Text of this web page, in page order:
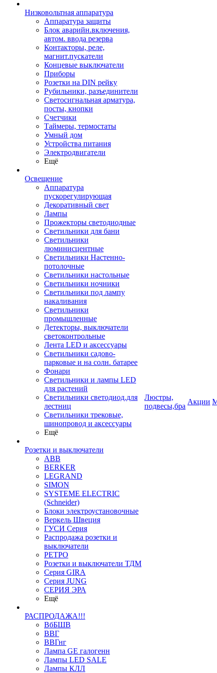
Низковольтная аппаратура
Аппаратура защиты
Блок аварийн.включения,
автом. ввода резерва
Контакторы, реле,
магнит.пускатели
Концевые выключатели
Приборы
Розетки на DIN рейку
Рубильники, разъединители
Светосигнальная арматура,
посты, кнопки
Счетчики
Таймеры, термостаты
Умный дом
Устройства питания
Электродвигатели
Ещё
Освещение
Аппаратура
пускорегулирующая
Декоративный свет
Лампы
Прожекторы светодиодные
Светильники для бани
Светильники
люминисцентные
Светильники Настенно-
потолочные
Светильники настольные
Светильники ночники
Светильники под лампу
накаливания
Светильники
промышленные
Детекторы, выключатели
светоконтрольные
Лента LED и аксессуары
Светильники садово-
парковые и на солн. батарее
Фонари
Светильники и лампы LED
для растений
Светильники светодиод.для
лестниц
Светильники трековые,
шинопровод и аксессуары
Ещё
Розетки и выключатели
ABB
BERKER
LEGRAND
SIMON
SYSTEME ELECTRIC
(Schneider)
Блоки электроустановочные
Веркель Швеция
ГУСИ Серия
Распродажа розетки и
выключатели
РЕТРО
Розетки и выключатели ТДМ
Серия GIRA
Серия JUNG
СЕРИЯ ЭРА
Ещё
РАСПРОДАЖА!!!
ВбБШВ
ВВГ
ВВГнг
Лампа GE галогенн
Лампы LED SALE
Лампы КЛЛ
Люстры,
подвесы,бра
Акции